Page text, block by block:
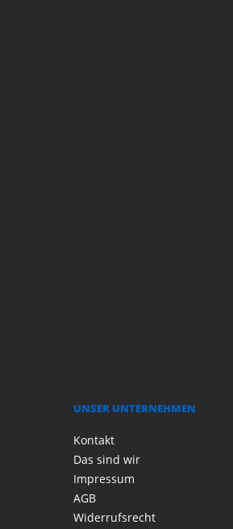
UNSER UNTERNEHMEN
Kontakt
Das sind wir
Impressum
AGB
Widerrufsrecht